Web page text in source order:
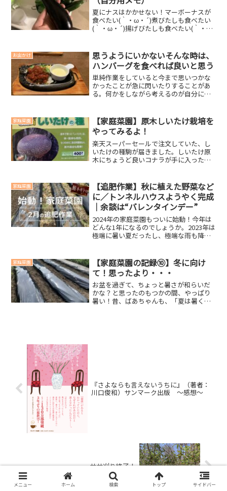
夏にナスはかかせない！マーボーナスが
食べたい(｀・ω・´)煮びたしも食べたい
(｀・ω・´)揚げびたしも食べたい(｀・
り）、2022年（千両二号）千両二号がお
いしいと...
お出かけ
思うようにいかないそんな時は、
ハンバーグを食べれば良いと思う
単純作業をしていると今まで思いつかな
かったことが急に閃いたりすることがあ
る。何かをしながら考えるのが自分には
動きまくろう。天気予報を見て動いたの
ですが…昨日の天気予報で...
家庭菜園
【家庭菜園】原木しいたけ栽培を
やってみるよ！
楽天スーパーセールで注文していた、し
いたけの種駒が届きました。しいたけ原
木にちょうど良いコナラが手に入ったた
が好きなので非常に楽しみです。しいた
けの種駒品種名：にく丸数...
家庭菜園
【追肥作業】秋に植えた野菜など
に／トンネルハウスようやく完成
｜余談は“バレンタインデー”
2024年の家庭菜園もついに始動！今年は
どんな1年になるのでしょうか。2023年は
極端に暑い夏だったし、極端な雨も降る
ょうどいい1年だと良いなぁ～。追肥作業
タマネギ20...
家庭菜園
【家庭菜園の記録⑩】冬に向け
て！思ったより・・・
お盆を過ぎて、ちょっと暑さが和らいだ
かな？と思ったのもつかの間、やっぱり
暑い！昔、ばあちゃんも、「夏は暑くて
『さよならも言えないうちに』（著者：
川口俊和）サンマーク出版 ～感想～
ササ刈り終了！
メニュー ホーム 検索 トップ サイドバー